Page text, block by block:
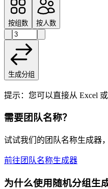
按组数 按人数
生成分组
提示：您可以直接从 Excel
需要团队名称？
试试我们的团队名称生成器
前往团队名称生成器
为什么使用随机分组生